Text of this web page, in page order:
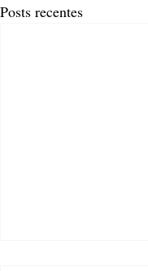
Posts recentes